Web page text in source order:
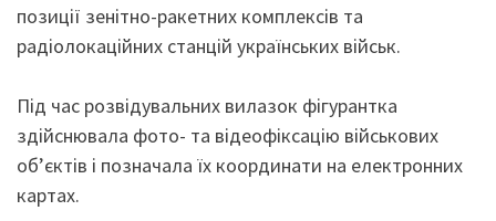
позиції зенітно-ракетних комплексів та
радіолокаційних станцій українських військ.
Під час розвідувальних вилазок фігурантка
здійснювала фото- та відеофіксацію військових
об’єктів і позначала їх координати на електронних
картах.